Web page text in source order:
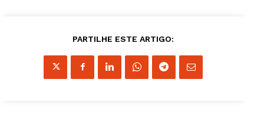
PARTILHE ESTE ARTIGO: